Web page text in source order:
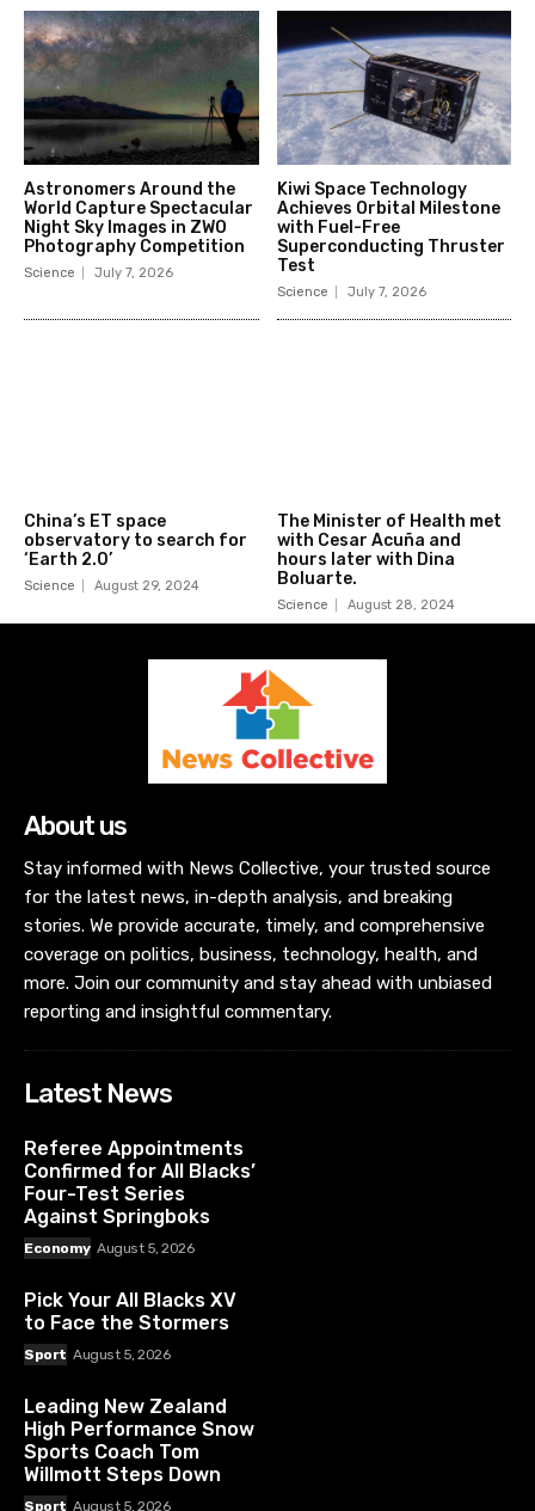
Astronomers Around the
World Capture Spectacular
Night Sky Images in ZWO
Photography Competition
Science July 7, 2026
Kiwi Space Technology
Achieves Orbital Milestone
with Fuel-Free
Superconducting Thruster
Test
Science July 7, 2026
China’s ET space
observatory to search for
‘Earth 2.0’
Science August 29, 2024
The Minister of Health met
with Cesar Acuña and
hours later with Dina
Boluarte.
Science August 28, 2024
About us
Stay informed with News Collective, your trusted source
for the latest news, in-depth analysis, and breaking
stories. We provide accurate, timely, and comprehensive
coverage on politics, business, technology, health, and
more. Join our community and stay ahead with unbiased
reporting and insightful commentary.
Latest News
Referee Appointments
Confirmed for All Blacks’
Four-Test Series
Against Springboks
Economy August 5, 2026
Pick Your All Blacks XV
to Face the Stormers
Sport August 5, 2026
Leading New Zealand
High Performance Snow
Sports Coach Tom
Willmott Steps Down
Sport August 5, 2026